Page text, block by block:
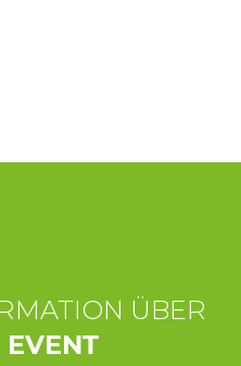
ÜBER
EVENT